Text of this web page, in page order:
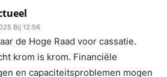
Bij 12:56
de Hoge Raad voor cassatie.
krom is krom. Financiële
en capaciteitsproblemen mogen